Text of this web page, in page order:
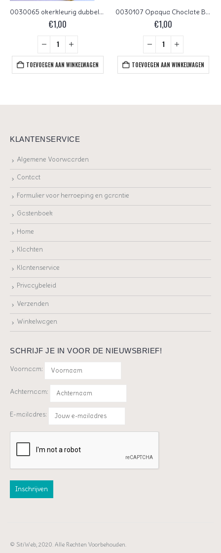
0030065 okerkleurig dubbele piramide
€1,00
TOEVOEGEN AAN WINKELWAGEN
0030107 Opaqua Choclate Brown kelkje 25 Pc.
€1,00
TOEVOEGEN AAN WINKELWAGEN
KLANTENSERVICE
Algemene Voorwaarden
Contact
Formulier voor herroeping en garantie
Gastenboek
Home
Klachten
Klantenservice
Privacybeleid
Verzenden
Winkelwagen
SCHRIJF JE IN VOOR DE NIEUWSBRIEF!
Voornaam:
Achternaam:
E-mailadres:
© SitiWeb, 2020. Alle Rechten Voorbehouden.